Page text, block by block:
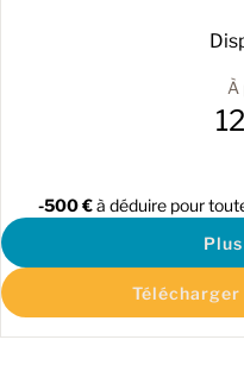
À
-500 €à déduire pour